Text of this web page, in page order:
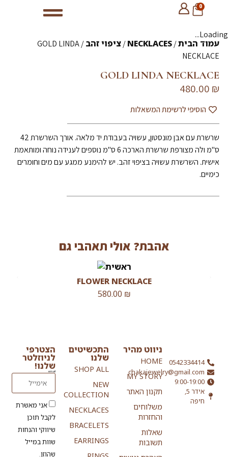
0
Loading...
עמוד הבית/
NECKLACES
/ציפוי זהב
/ GOLD LINDA
NECKLACE
GOLD LINDA NECKLACE
480.00 ₪
הוסיפי לרשימת המשאלות
שרשרת עם אבן מונסטון, עשויה בעבודת יד מלאה. אורך השרשרת 42
ס"מ ולה מצורפת שרשרת הארכה 6 ס"מ נוספים לענידה נוחה ומותאמת
אישית. השרשרת עשויה בציפוי זהב. יש להימנע ממגע עם מים וחומרים
כימיים.
אהבת? אולי תאהבי גם
FLOWER NECKLACE
580.00 ₪
0542334414
chakajewelry@gmail.com
9:00-19:00
אידר 5,
חיפה
ניווט מהיר
HOME
MY STORY
תקנון האתר
משלוחים
והחזרות
שאלות
תשובות
התכשיטים
שלנו
SHOP ALL
NEW
COLLECTION
NECKLACES
BRACELETS
EARRINGS
הצטרפי
לניוזלטר
שלנו!
email
אני מאשרת
לקבל תוכן
שיווקי והנחות
שוות במייל
שהוזן.